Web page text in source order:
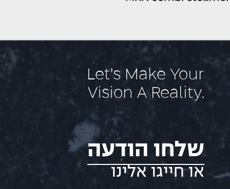
Let’s Make Your
Vision A Reality.
שלחו הודעה
או חייגו אלינו